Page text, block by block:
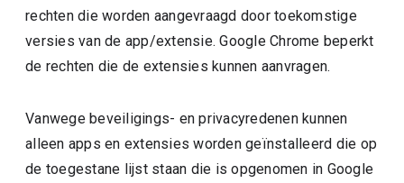
rechten die worden aangevraagd door toekomstige
versies van de app/extensie. Google Chrome beperkt
de rechten die de extensies kunnen aanvragen.
Vanwege beveiligings- en privacyredenen kunnen
alleen apps en extensies worden geïnstalleerd die op
de toegestane lijst staan die is opgenomen in Google